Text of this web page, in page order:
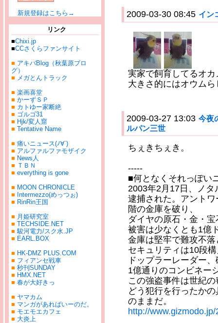
新規登録はこちら→
リンク
■Chixi.jp
■CCさくらファンサイト
■ アキバBlog（秋葉原ブロ
グ）
■ メガとんトラック
■ 楽画喜堂
■ かーずＳＰ
■ カトゆー家断絶
■ ゴルゴ31
■ Hjk/変人窟
■ Tentative Name
■ 痛いニュース(ﾉ∀`)
■ アルファルファモザイク
■ News人
■ ＴＢＮ
■ everything is gone
■ MOON CHRONICLE
■ Intermezzo(めっつぉ)
■ RinRin王国
■ 月姫研究室
■ TECHSIDE.NET
■駿河電力/スク水.JP
■ EARL.BOX
■ HK-DMZ PLUS.COM
■ フィアンセ戦車
■ 秒刊SUNDAY
■ HMX.NET
■ 春が大好きっ
■ ヤマカム
■ マンガがあればいーのだ。
■ モエモエカフェ
■ 大炎上
2009-03-30 08:45 イン
実家で飼育してるオ
大きさ的にはオウムら
2009-03-27 13:03 今夜
ルパン三世
ちぇきちぇき。
-----
■何となくそれっぽい
2003年2月17日、ノ
逮捕された。アント
階の金庫を破り、
ダイヤの原石・金・
被害は少なくとも1億
金庫は堅牢で難攻不
セキュリティは10段
ドップラーレーダー
1億通りのコンビネー
この強盗事件は世紀
どう犯行を行ったか
のままだ。
http://